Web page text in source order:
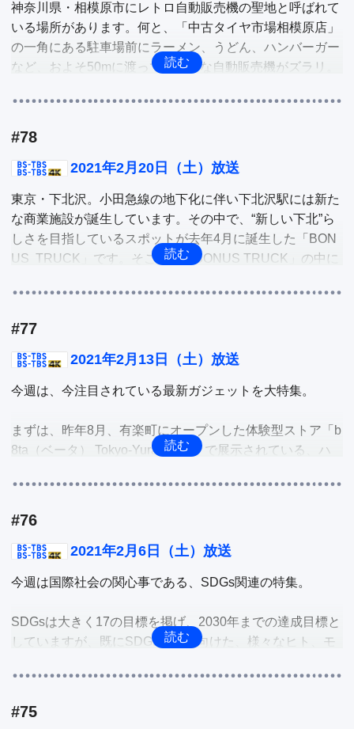
のイメージを覆す「のんある晩酌レモンサワー ノンアルコ
ール」をそれぞれ深掘り。
他
神奈川県・相模原市にレトロ自動販売機の聖地と呼ばれて
いる場所があります。何と、「中古タイヤ市場相模原店」
の一角にある駐車場前にラーメン、うどん、ハンバーガー
など、およそ50mに渡ってレトロな自動販売機がズラリ。
を、思い入れと共に荒井リポーターが実食。
昨年12月から横浜ワールドポーターズ内に、宇宙をテーマ
にした新感覚な水族館、アクアリウム宇宙旅行『UNDER
初の《宇宙×アクアリウム》をコンセプトにした、今まで
にないアーティスティックな水族館です。最新テクノロジ
ーと仏像などが融合する水族館を森リポーターが深掘り。
#78
2021年2月20日（土）放送
東京・下北沢。小田急線の地下化に伴い下北沢駅には新た
な商業施設が誕生しています。その中で、“新しい下北”ら
しさを目指しているスポットが去年4月に誕生した「BON
US  TRUCK」です。そこで、「BONUS TRUCK」の中に
ント」や、日記に関するものだけを扱う専門店「日記屋
NDON」などを紹介して、新しい下北スタイルを作り出す
新スポットを深掘り。
青森県青森市に規格外などの理由で廃棄される野菜を使
式会社の代表を務める木村さんです。開発したものはクレ
ヨン。「おやさいクレヨン」と名付けられ、万が一口の中
します。
他
#77
2021年2月13日（土）放送
今週は、今注目されている最新ガジェットを大特集。
まずは、昨年8月、有楽町にオープンした体験型ストア「b
8ta（ベータ） Tokyo-Yurakucho」で展示されている、ハ
の“和歌山から世界へ羽ばたくモビリティメーカーになる
ーターの秋山真凛が試乗体感して深掘り。
式会社が開発したリモートワークやお家時間に役立つ便利
向けゴロ寝デスク２」などのリモートワークでの便利グッ
ズや、「よくばりホットプレート」、「食い道楽のまんぷ
#76
2021年2月6日（土）放送
今週は国際社会の関心事である、SDGs関連の特集。
SDGsは大きく17の目標を掲げ、2030年までの達成目標と
していますが、既にSDGs達成に向けた、様々なヒト、モ
にある楽しい取り組みだったりするのです。
そこで、SDGsのコミュニティづくりを目指して東京・北
#75